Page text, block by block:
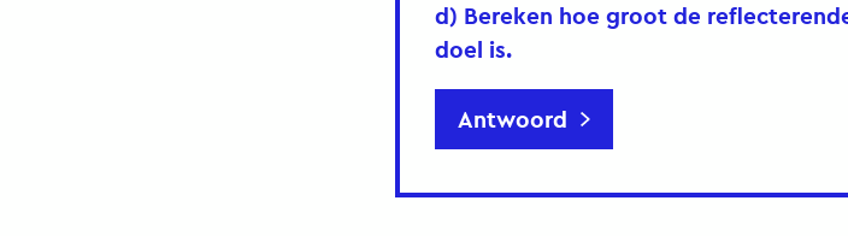
d) Bereken hoe groot de
doel is.
Antwoord